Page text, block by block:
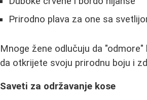
Prirodno plava za one sa
Mnoge žene odlučuju da
da otkrijete svoju prirodnu boju i
Saveti za održavanje kose